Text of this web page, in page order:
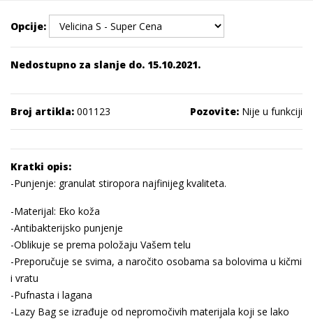
Opcije:
Nedostupno za slanje do. 15.10.2021.
Broj artikla: 001123 Pozovite: Nije u funkciji
Kratki opis:
-Punjenje: granulat stiropora najfinijeg kvaliteta.
-Materijal: Eko koža
-Antibakterijsko punjenje
-Oblikuje se prema položaju Vašem telu
-Preporučuje se svima, a naročito osobama sa bolovima u kičmi
i vratu
-Pufnasta i lagana
-Lazy Bag se izrađuje od nepromočivih materijala koji se lako